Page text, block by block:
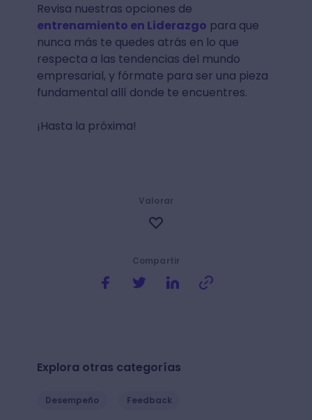
Revisa nuestras opciones de
entrenamiento en Liderazgo para que
nunca más te quedes atrás en lo que
respecta a las tendencias del mundo
empresarial, y fórmate para ser una pieza
fundamental allí donde te encuentres.
¡Hasta la próxima!
Compartir
Valorar
Explora otras categorías
Desempeño Feedback